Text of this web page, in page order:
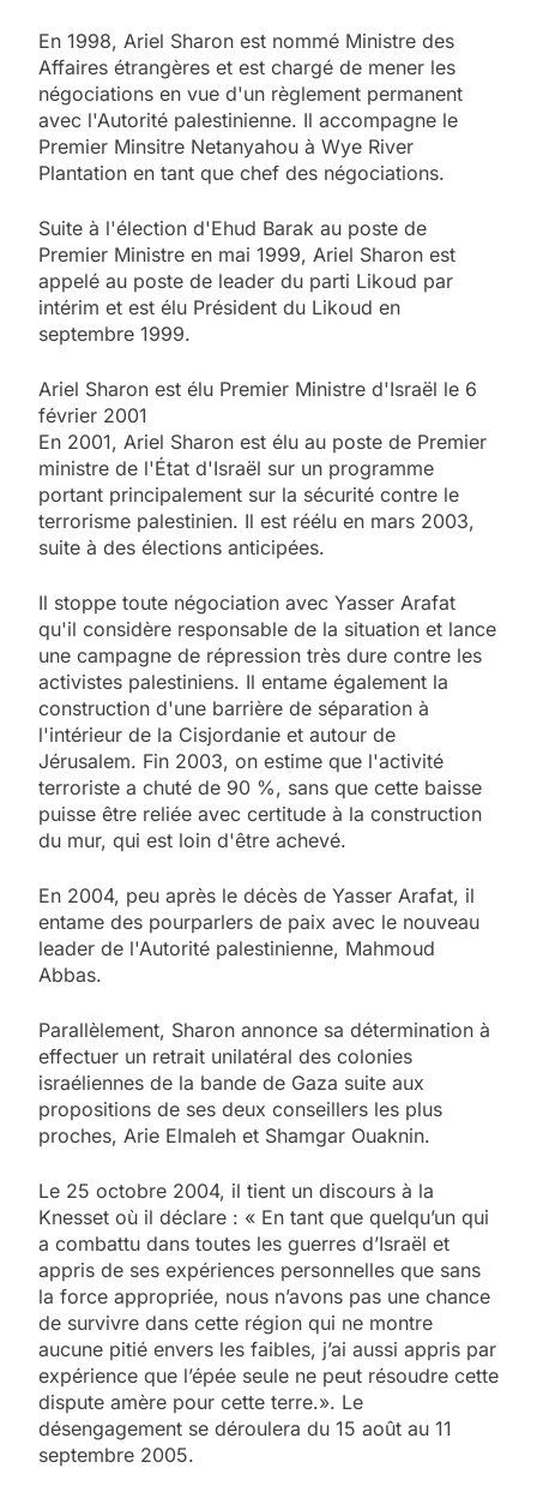
En 1998, Ariel Sharon est nommé Ministre des
Affaires étrangères et est chargé de mener les
négociations en vue d'un règlement permanent
avec l'Autorité palestinienne. Il accompagne le
Premier Minsitre Netanyahou à Wye River
Plantation en tant que chef des négociations.
Suite à l'élection d'Ehud Barak au poste de
Premier Ministre en mai 1999, Ariel Sharon est
appelé au poste de leader du parti Likoud par
intérim et est élu Président du Likoud en
septembre 1999.
Ariel Sharon est élu Premier Ministre d'Israël le 6
février 2001
En 2001, Ariel Sharon est élu au poste de Premier
ministre de l'État d'Israël sur un programme
portant principalement sur la sécurité contre le
terrorisme palestinien. Il est réélu en mars 2003,
suite à des élections anticipées.
Il stoppe toute négociation avec Yasser Arafat
qu'il considère responsable de la situation et lance
une campagne de répression très dure contre les
activistes palestiniens. Il entame également la
construction d'une barrière de séparation à
l'intérieur de la Cisjordanie et autour de
Jérusalem. Fin 2003, on estime que l'activité
terroriste a chuté de 90 %, sans que cette baisse
puisse être reliée avec certitude à la construction
du mur, qui est loin d'être achevé.
En 2004, peu après le décès de Yasser Arafat, il
entame des pourparlers de paix avec le nouveau
leader de l'Autorité palestinienne, Mahmoud
Abbas.
Parallèlement, Sharon annonce sa détermination à
effectuer un retrait unilatéral des colonies
israéliennes de la bande de Gaza suite aux
propositions de ses deux conseillers les plus
proches, Arie Elmaleh et Shamgar Ouaknin.
Le 25 octobre 2004, il tient un discours à la
Knesset où il déclare : « En tant que quelqu’un qui
a combattu dans toutes les guerres d’Israël et
appris de ses expériences personnelles que sans
la force appropriée, nous n’avons pas une chance
de survivre dans cette région qui ne montre
aucune pitié envers les faibles, j’ai aussi appris par
expérience que l’épée seule ne peut résoudre cette
dispute amère pour cette terre.». Le
désengagement se déroulera du 15 août au 11
septembre 2005.